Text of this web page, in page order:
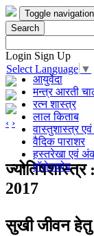
Toggle navigation
Search
Login Sign Up
आयुर्वेदा
मन्त्र आरती
रत्न शास्त्र
लाल किताब
वास्तुशास्त्र
वैदिक पाराशर
हस्तरेखा एवं
हॉरोस्कोप
Select Language ▼
‹ ›
2017
सुखी जीवन हेतु